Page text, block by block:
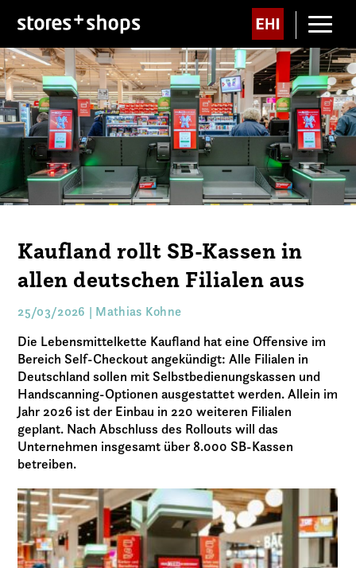
Kaufland rollt SB-Kassen in
allen deutschen Filialen aus
25/03/2026 | Mathias Kohne
Die Lebensmittelkette Kaufland hat eine Offensive im
Bereich Self-Checkout angekündigt: Alle Filialen in
Deutschland sollen mit Selbstbedienungskassen und
Handscanning-Optionen ausgestattet werden. Allein im
Jahr 2026 ist der Einbau in 220 weiteren Filialen
geplant. Nach Abschluss des Rollouts will das
Unternehmen insgesamt über 8.000 SB-Kassen
betreiben.